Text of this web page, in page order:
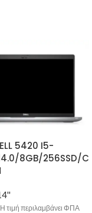
5420 I5-
8GB/256SSD/C
Η τιμή περιλαμβάνει ΦΠΑ